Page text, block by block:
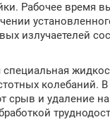
Рабочее время
излучаетелей
колебаний. В
срыв и удаление